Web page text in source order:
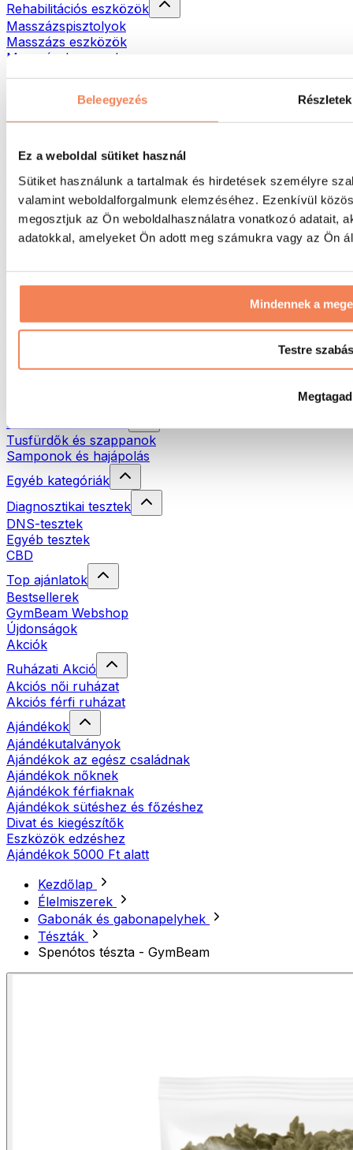
Beleegyezés Részletek
Ez a weboldal sütiket használ
Sütiket használunk a tartalmak és hirdetések személyre
valamint weboldalforgalmunk elemzéséhez. Ezenkívül
megosztjuk az Ön weboldalhasználatra vonatkozó adatait,
adatokkal, amelyeket Ön adott meg számukra vagy az Ön
Mindennek a
Testre szabás
Megtagad
Rehabilitációs eszközök
Masszázspisztolyok
Masszázs eszközök
Masszázshengerek
Táskák & hátizsákok
Hátizsákok
Futás
Küzdősportok
Kerékpározás
Jóga és pilates
Úszás
Túrázás
Vörösfény-terápia
Öko háztartás
Natúrkozmetikumok
Tusfürdők és szappanok
Samponok és hajápolás
Egyéb kategóriák
Diagnosztikai tesztek
DNS-tesztek
Egyéb tesztek
CBD
Top ajánlatok
Bestsellerek
GymBeam Webshop
Újdonságok
Akciók
Ruházati Akció
Akciós női ruházat
Akciós férfi ruházat
Ajándékok
Ajándékutalványok
Ajándékok az egész családnak
Ajándékok nőknek
Ajándékok férfiaknak
Ajándékok sütéshez és főzéshez
Divat és kiegészítők
Eszközök edzéshez
Ajándékok 5000 Ft alatt
Kezdőlap
Élelmiszerek
Gabonák és gabonapelyhek
Tészták
Spenótos tészta - GymBeam